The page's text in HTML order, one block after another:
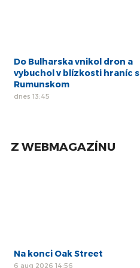
Do Bulharska vnikol dron a
vybuchol v blízkosti hraníc s
Rumunskom
dnes 13:45
Z WEBMAGAZÍNU
Na konci Oak Street
6 aug 2026 14:56